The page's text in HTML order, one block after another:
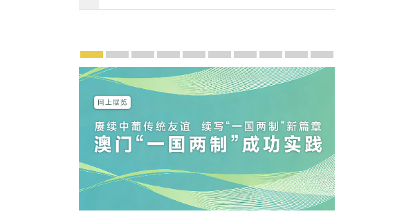
宣传及推广
赓续中葡传统友谊 续写“一国两制”新篇章 — 澳门“一国
澳门名片集
行政长官岑浩辉11月18日发表2026年施政报
施政特写澳门特别行政区经济和社会发展第
横琴粤澳深度合作区专题网站
施政小讲堂
走进澳门澳门相簿2020
《澳门微视